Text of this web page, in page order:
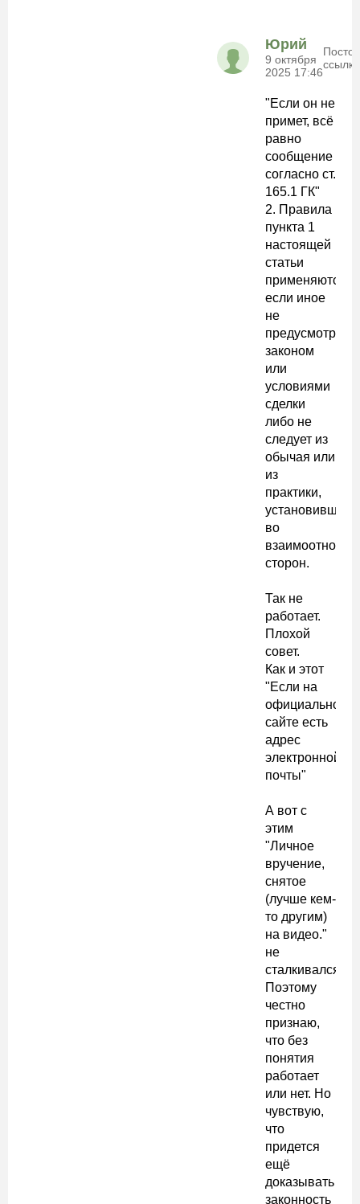
Юрий
9 октября
2025 17:46
ссылка
"Если он не
примет, всё
равно
сообщение
согласно ст.
165.1 ГК"
2. Правила
пункта 1
настоящей
статьи
применяются,
если иное
не
предусмотрено
законом
или
условиями
сделки
либо не
следует из
обычая или
из
практики,
во
сторон.
Так не
работает.
Плохой
совет.
Как и этот
"Если на
официальном
сайте есть
адрес
электронной
почты"
А вот с
этим
"Личное
вручение,
снятое
(лучше кем-
то другим)
на видео."
не
сталкивался.
Поэтому
честно
признаю,
что без
понятия
работает
или нет. Но
чувствую,
что
придется
ещё
доказывать
законность